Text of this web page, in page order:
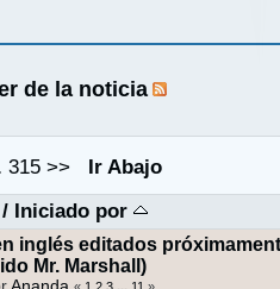
de la noticia
315 >>
Ir Abajo
Iniciado por
inglés editados
Mr. Marshall)